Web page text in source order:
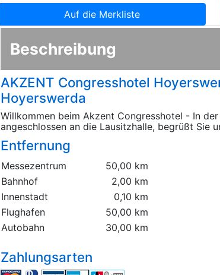
Auf die Merkliste
Beschreibung
AKZENT Congresshotel
Hoyerswerda
Willkommen beim Akzent Congresshotel - In
angeschlossen an die Lausitzhalle, begrüßt Sie
Entfernung
Messezentrum
50,00 km
Bahnhof
2,00 km
Innenstadt
0,10 km
Flughafen
50,00 km
Autobahn
30,00 km
Zahlungsarten